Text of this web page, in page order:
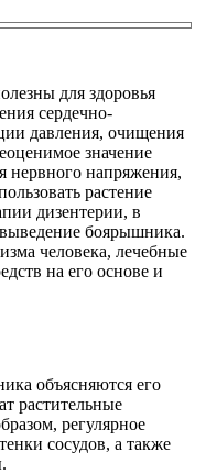
для здоровья
сердечно-
давления, очищения
значение
нервного напряжения,
растение
дизентерии, в
выведение боярышника.
человека, лечебные
на его основе и
объясняются его
растительные
регулярное
сосудов, а также